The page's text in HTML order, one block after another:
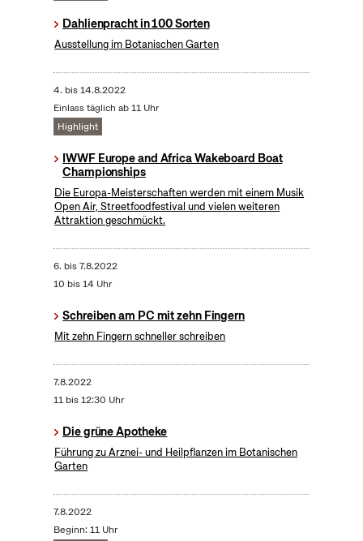
Dahlienpracht in 100 Sorten
Ausstellung im Botanischen Garten
4. bis14.8.2022
Einlass täglich ab 11 Uhr
Highlight
IWWF Europe and Africa Wakeboard Boat
Championships
Die Europa-Meisterschaften werden mit einem Musik
Open Air, Streetfoodfestival und vielen weiteren
Attraktion geschmückt.
6. bis7.8.2022
10 bis 14 Uhr
Schreiben am PC mit zehn Fingern
Mit zehn Fingern schneller schreiben
7.8.2022
11 bis 12:30 Uhr
Die grüne Apotheke
Führung zu Arznei- und Heilpflanzen im Botanischen
Garten
7.8.2022
Beginn: 11 Uhr